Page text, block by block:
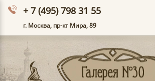
+ 7 (495) 798 31 55
г. Москва, пр-кт Мира, 89